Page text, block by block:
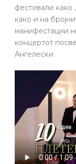
фестивали како
како и на
манифестации
концертот
Ангелески.